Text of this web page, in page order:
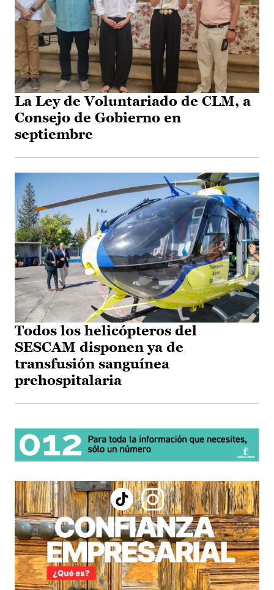
La Ley de Voluntariado de CLM, a
Consejo de Gobierno en
septiembre
Todos los helicópteros del
SESCAM disponen ya de
transfusión sanguínea
prehospitalaria